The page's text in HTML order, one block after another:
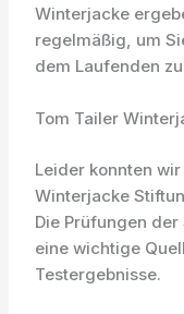
Winterjacke
regelmäßig, um
dem Laufenden
Tom Tailer
Leider konnten
Winterjacke
Die Prüfungen
eine wichtige
Testergebnisse.